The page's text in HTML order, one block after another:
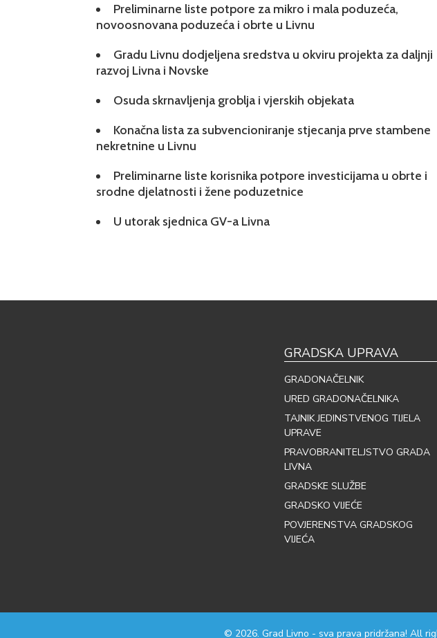
Preliminarne liste potpore za mikro i mala poduzeća,
novoosnovana poduzeća i obrte u Livnu
Gradu Livnu dodjeljena sredstva u okviru projekta za daljnji
razvoj Livna i Novske
Osuda skrnavljenja groblja i vjerskih objekata
Konačna lista za subvencioniranje stjecanja prve stambene
nekretnine u Livnu
Preliminarne liste korisnika potpore investicijama u obrte i
srodne djelatnosti i žene poduzetnice
U utorak sjednica GV-a Livna
GRADSKA UPRAVA
GRADONAČELNIK
URED GRADONAČELNIKA
TAJNIK JEDINSTVENOG TIJELA
UPRAVE
PRAVOBRANITELJSTVO GRADA
LIVNA
GRADSKE SLUŽBE
GRADSKO VIJEĆE
POVJERENSTVA GRADSKOG
VIJEĆA
© 2026. Grad Livno - sva prava pridržana! All